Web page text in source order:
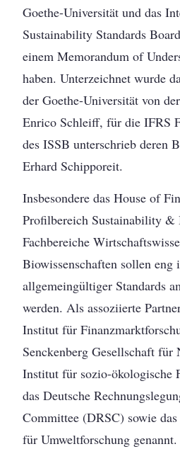
Goethe-Universität und das
Sustainability Standards
einem Memorandum of
haben. Unterzeichnet wurde
der Goethe-Universität von
Enrico Schleiff, für die IFRS
des ISSB unterschrieb deren
Erhard Schipporeit.
Insbesondere das House of
Profilbereich Sustainability
Fachbereiche
Biowissenschaften sollen
allgemeingültiger Standards
werden. Als assoziierte
Institut für
Senckenberg Gesellschaft für
Institut für sozio-ökologische
das Deutsche
Committee (DRSC) sowie
für Umweltforschung